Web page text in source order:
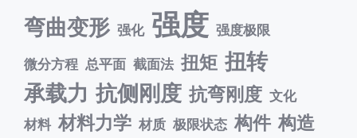
弯曲变形 强化 强度 强度极限
微分方程 总平面 截面法 扭矩 扭转
承载力 抗侧刚度 抗弯刚度 文化
材料 材料力学 材质 极限状态 构件 构造